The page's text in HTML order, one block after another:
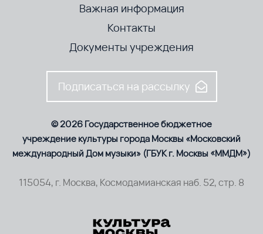
Важная информация
Контакты
Документы учреждения
Подписаться на рассылку
© 2026 Государственное бюджетное
учреждение культуры города Москвы «Московский
международный Дом музыки» (ГБУК г. Москвы «ММДМ»)
115054, г. Москва, Космодамианская наб. 52, стр. 8